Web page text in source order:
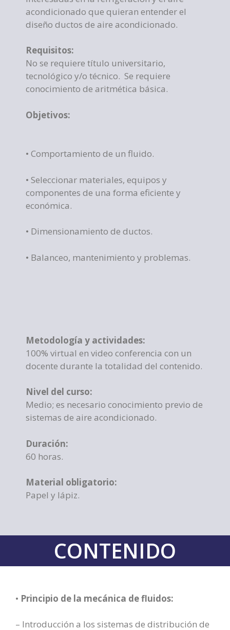
acondicionado que quieran entender el
diseño ductos de aire acondicionado.
Requisitos:
No se requiere título universitario,
tecnológico y/o técnico. Se requiere
conocimiento de aritmética básica.
Objetivos:
• Comportamiento de un fluido.
• Seleccionar materiales, equipos y
componentes de una forma eficiente y
económica.
• Dimensionamiento de ductos.
• Balanceo, mantenimiento y problemas.
Metodología y actividades:
100% virtual en video conferencia con un
docente durante la totalidad del contenido.
Nivel del curso:
Medio; es necesario conocimiento previo de
sistemas de aire acondicionado.
Duración:
60 horas.
Material obligatorio:
Papel y lápiz.
CONTENIDO
• Principio de la mecánica de fluidos:
– Introducción a los sistemas de distribución de